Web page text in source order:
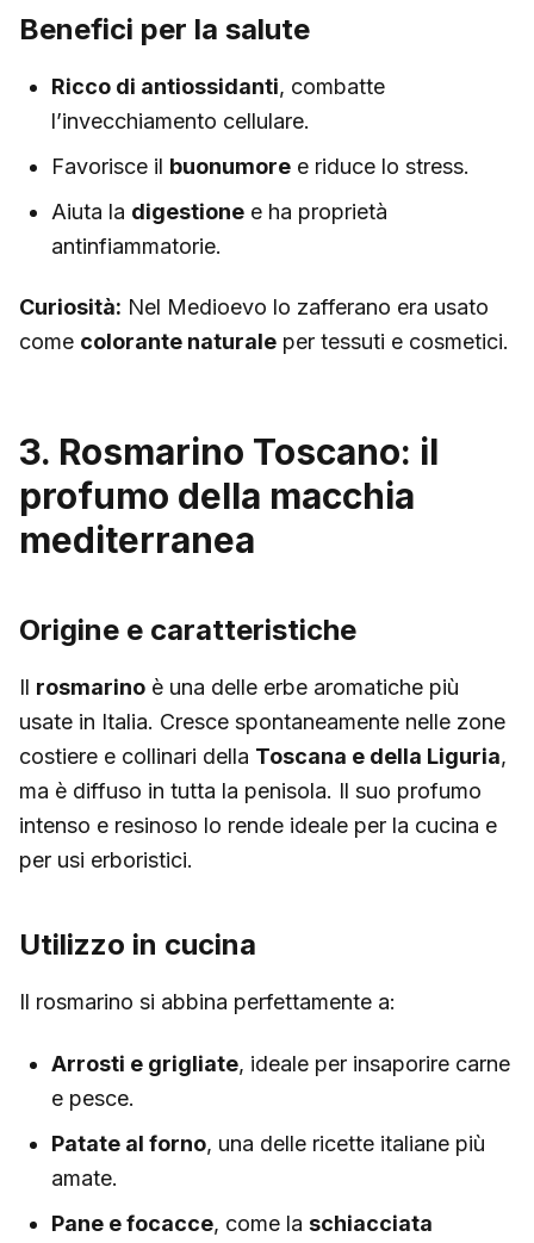
Benefici per la salute
Ricco di antiossidanti, combatte
l’invecchiamento cellulare.
Favorisce il buonumore e riduce lo stress.
Aiuta la digestione e ha proprietà
antinfiammatorie.
Curiosità: Nel Medioevo lo zafferano era usato
come colorante naturale per tessuti e cosmetici.
3. Rosmarino Toscano: il
profumo della macchia
mediterranea
Origine e caratteristiche
Il rosmarino è una delle erbe aromatiche più
usate in Italia. Cresce spontaneamente nelle zone
costiere e collinari della Toscana e della Liguria,
ma è diffuso in tutta la penisola. Il suo profumo
intenso e resinoso lo rende ideale per la cucina e
per usi erboristici.
Utilizzo in cucina
Il rosmarino si abbina perfettamente a:
Arrosti e grigliate, ideale per insaporire carne
e pesce.
Patate al forno, una delle ricette italiane più
amate.
Pane e focacce, come la schiacciata